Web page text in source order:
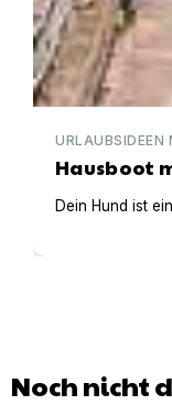
URLAUBSIDEEN
Hausboot
Dein Hund ist
Noch nicht